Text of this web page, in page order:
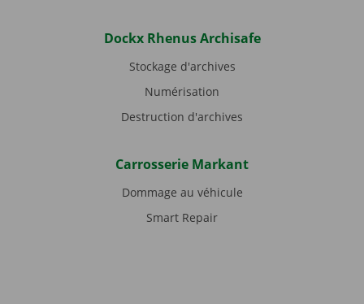
Dockx Rhenus Archisafe
Stockage d'archives
Numérisation
Destruction d'archives
Carrosserie Markant
Dommage au véhicule
Smart Repair